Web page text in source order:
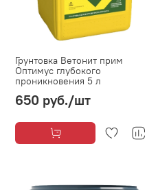
Грунтовка Ветонит прим
Оптимус глубокого
проникновения 5 л
650 руб./шт